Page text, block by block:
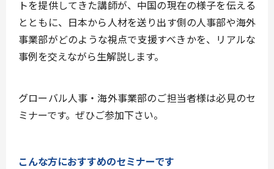
トを提供してきた講師が、中国の現在の様子を伝える
とともに、日本から人材を送り出す側の人事部や海外
事業部がどのような視点で支援すべきかを、リアルな
事例を交えながら生解説します。
グローバル人事・海外事業部のご担当者様は必見のセ
ミナーです。ぜひご参加下さい。
こんな方におすすめのセミナーです